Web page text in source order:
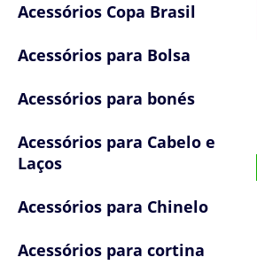
Acessórios Copa Brasil
Acessórios para Bolsa
Acessórios para bonés
Acessórios para Cabelo e
Laços
Acessórios para Chinelo
Acessórios para cortina